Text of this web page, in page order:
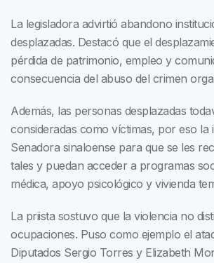
La legisladora advirtió abandono
desplazadas. Destacó que el
pérdida de patrimonio, empleo y
consecuencia del abuso del crimen
Además, las personas desplazadas
consideradas como víctimas, por eso la
Senadora sinaloense para que se les
tales y puedan acceder a programas
médica, apoyo psicológico y vivienda
La priista sostuvo que la violencia no
ocupaciones. Puso como ejemplo el
Diputados Sergio Torres y Elizabeth